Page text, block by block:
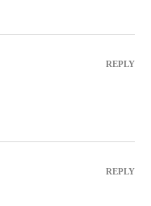
REPLY
REPLY